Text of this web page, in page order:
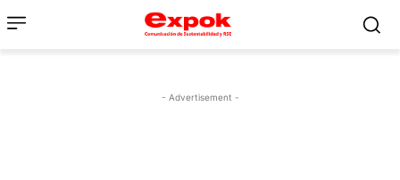
- Advertisement -